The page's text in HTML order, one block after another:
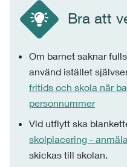
Bra att
Om barnet saknar
använd istället
fritids och skola när
personnummer
Vid utflytt ska
skolplacering -
skickas till skolan.